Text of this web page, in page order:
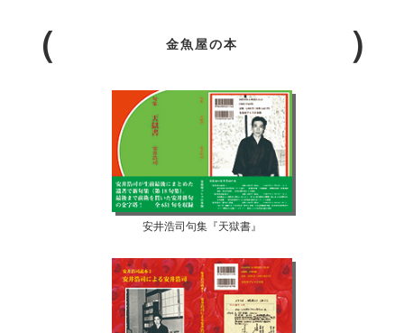
金魚屋の本
安井浩司句集『天獄書』